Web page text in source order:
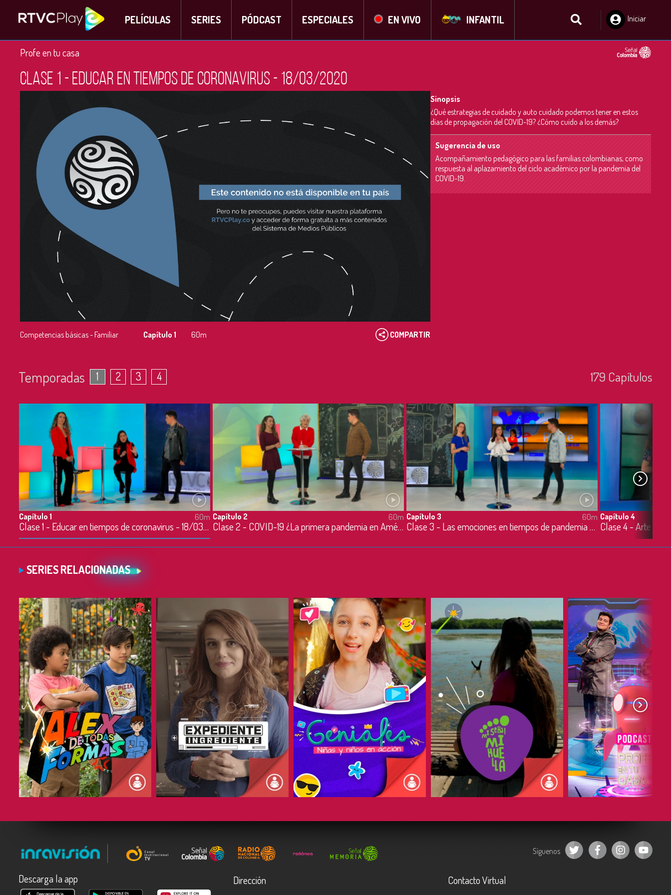
PELÍCULAS SERIES PÓDCAST ESPECIALES EN VIVO INFANTIL
Iniciar
Profe en tu casa
Clase 1 - Educar en tiempos de coronavirus - 18/03/2020
Competencias básicas - Familiar Capítulo 1 60m COMPARTIR
Sinopsis
¿Qué estrategias de cuidado y auto cuidado podemos tener en estos
días de propagación del COVID-19? ¿Cómo cuido a los demás?
Sugerencia de uso
Acompañamiento pedagógico para las familias colombianas, como
respuesta al aplazamiento del ciclo académico por la pandemia del
COVID-19.
Temporadas 1 2 3 4 179 Capí­tulos
Capítulo 1
Clase 1 - Educar en tiempos de coronavirus - 18/03/2020
60m Capítulo 2
Clase 2 - COVID-19 ¿La primera pandemia en América Latina? - 19/03/2020
60m Capítulo 3
Clase 3 - Las emociones en tiempos de pandemia - 20/03/2020
60m Capítulo 4
SERIES RELACIONADAS
COMPARTIR COMPARTIR COMPARTIR COMPARTIR COMPARTIR
Síguenos
Descarga la app Dirección Contacto Virtual